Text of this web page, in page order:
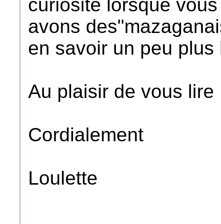
curiosité lorsque
avons
en savoir un peu
Au plaisir de vous lire
Cordialement
Loulette